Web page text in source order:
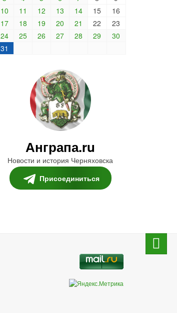
10
11 12 13 14 15
16
17
18 19 20 21 22
23
24
25 26 27 28 29
30
31
Анграпа.ru
Новости и история Черняховска
Присоединиться